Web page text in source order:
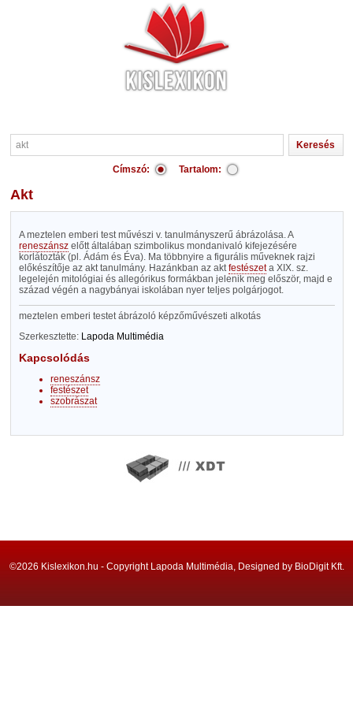
Címszó: Tartalom:
akt
A meztelen emberi test művészi v. tanulmányszerű ábrázolása. A
reneszánszelőtt általában szimbolikus mondanivaló kifejezésére
korlátozták (pl. Ádám és Éva). Ma többnyire a figurális műveknek rajzi
előkészítője az akt tanulmány. Hazánkban az aktfestészeta XIX. sz.
legelején mitológiai és allegórikus formákban jelenik meg először, majd e
század végén a nagybányai iskolában nyer teljes polgárjogot.
meztelen emberi testet ábrázoló képzőművészeti alkotás
Szerkesztette: Lapoda Multimédia
Kapcsolódás
reneszánsz
festészet
szobrászat
©2026 Kislexikon.hu - Copyright Lapoda Multimédia, Designed by BioDigit Kft.